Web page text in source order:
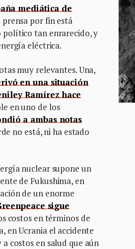
mediática de
prensa por fin está
político tan enrarecido, y
eléctrica.
muy relevantes. Una,
en una situación
Ramírez hace
en uno de los
a ambas notas
no está, ni ha estado
nuclear supone un
de Fukushima, en
de un enorme
sigue
costos en términos de
en Ucrania el accidente
costos en salud que aún